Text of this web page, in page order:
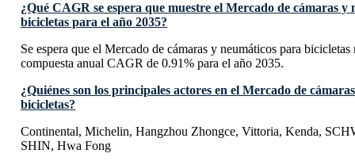
¿Qué CAGR se espera que muestre el Mercado de cámaras y
bicicletas para el año 2035?
Se espera que el Mercado de cámaras y neumáticos para bicicletas
compuesta anual CAGR de 0.91% para el año 2035.
¿Quiénes son los principales actores en el Mercado de
bicicletas?
Continental, Michelin, Hangzhou Zhongce, Vittoria, Kenda,
SHIN, Hwa Fong